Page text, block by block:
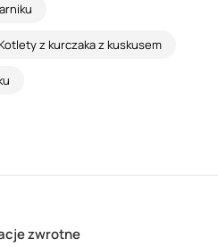
Kotlety z kurczaka z kuskusem
zwrotne